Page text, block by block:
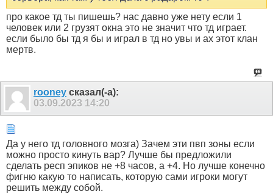
про какое тд ты пишешь? нас давно уже нету если 1
человек или 2 грузят окна это не значит что тд играет.
если было бы тд я бы и играл в тд но увы и ах этот клан
мертв.
rooney сказал(-а):
03.09.2023 14:20
Да у него тд головного мозга) Зачем эти пвп зоны если
можно просто кинуть вар? Лучше бы предложили
сделать респ эпиков не +8 часов, а +4. Но лучше конечно
фигню какую то написать, которую сами игроки могут
решить между собой.